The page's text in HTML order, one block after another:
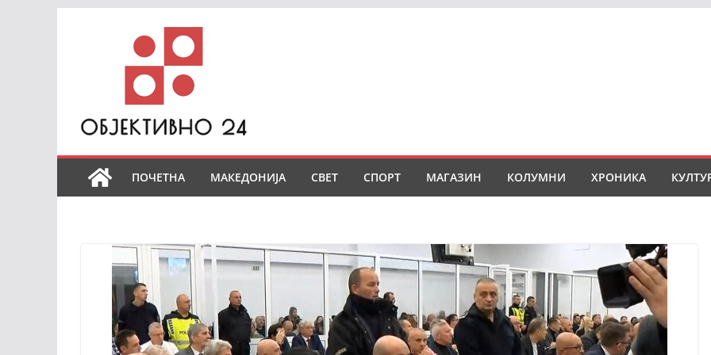
ПОЧЕТНА МАКЕДОНИЈА СВЕТ СПОРТ МАГАЗИН КОЛУМНИ ХРОНИКА